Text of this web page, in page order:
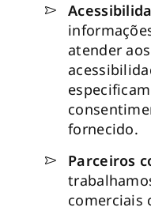
atender
fornecido.
Parceiros
comerciais